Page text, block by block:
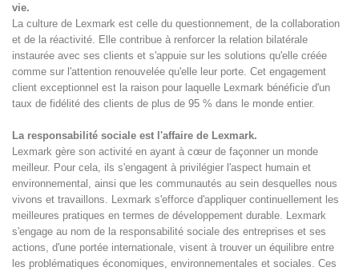
vie.
La culture de Lexmark est celle du questionnement, de la collaboration
et de la réactivité. Elle contribue à renforcer la relation bilatérale
instaurée avec ses clients et s'appuie sur les solutions qu'elle créée
comme sur l'attention renouvelée qu'elle leur porte. Cet engagement
client exceptionnel est la raison pour laquelle Lexmark bénéficie d'un
taux de fidélité des clients de plus de 95 % dans le monde entier.
La responsabilité sociale est l'affaire de Lexmark.
Lexmark gère son activité en ayant à cœur de façonner un monde
meilleur. Pour cela, ils s'engagent à privilégier l'aspect humain et
environnemental, ainsi que les communautés au sein desquelles nous
vivons et travaillons. Lexmark s'efforce d'appliquer continuellement les
meilleures pratiques en termes de développement durable. Lexmark
s'engage au nom de la responsabilité sociale des entreprises et ses
actions, d'une portée internationale, visent à trouver un équilibre entre
les problématiques économiques, environnementales et sociales. Ces